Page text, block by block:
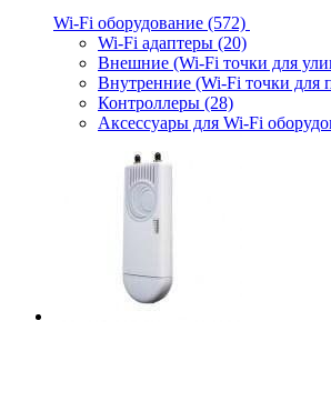
Wi-Fi оборудование (572)
Wi-Fi адаптеры (20)
Внешние (Wi-Fi точки для
Внутренние (Wi-Fi точки для
Контроллеры (28)
Аксессуары для Wi-Fi